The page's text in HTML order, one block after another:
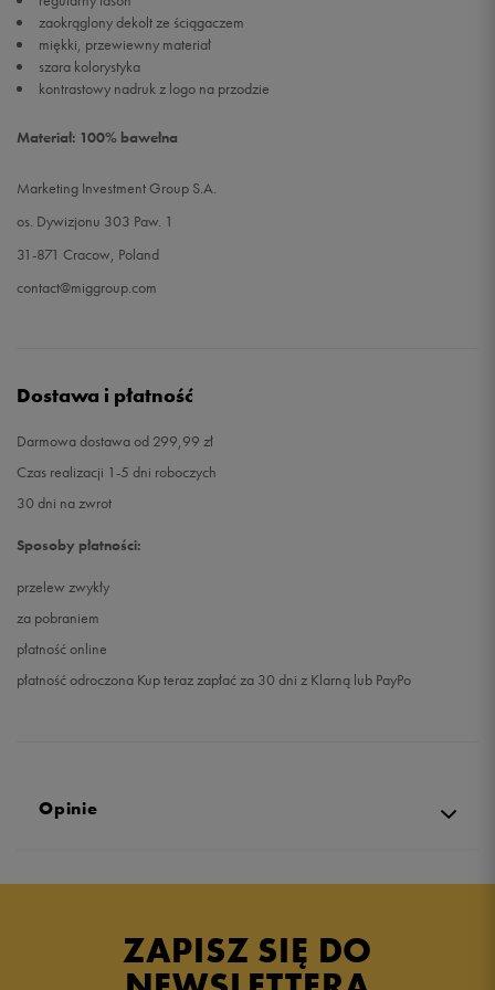
zaokrąglony dekolt ze ściągaczem
miękki, przewiewny materiał
szara kolorystyka
kontrastowy nadruk z logo na przodzie
Materiał: 100% bawełna
Marketing Investment Group S.A.
os. Dywizjonu 303 Paw. 1
31-871 Cracow, Poland
contact@miggroup.com
Dostawa i płatność
Darmowa dostawa od 299,99 zł
Czas realizacji 1-5 dni roboczych
30 dni na zwrot
Sposoby płatności:
przelew zwykły
za pobraniem
płatność online
płatność odroczona Kup teraz zapłać za 30 dni z Klarną lub PayPo
Opinie
5.0
zebranych i zweryfikowanych przez
ZAPISZ SIĘ DO